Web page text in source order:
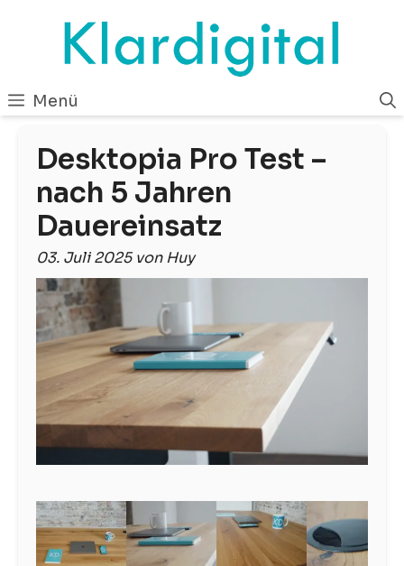
springen
Menü
Desktopia Pro Test –
nach 5 Jahren
Dauereinsatz
03. Juli 2025 von Huy